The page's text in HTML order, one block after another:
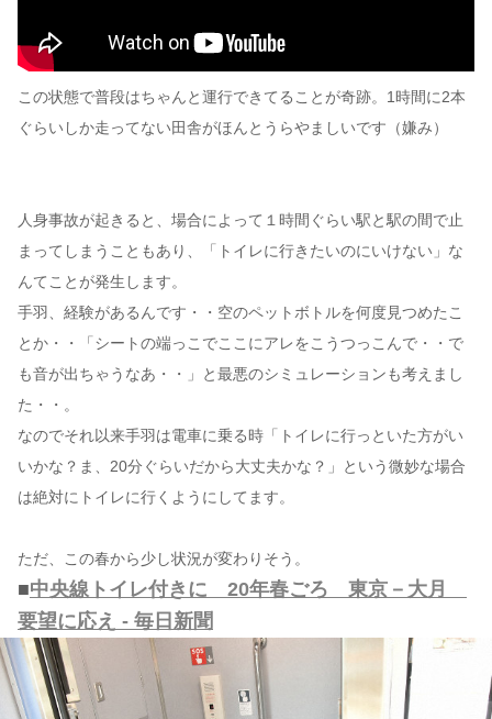
この状態で普段はちゃんと運行できてることが奇跡。1時間に2本
ぐらいしか走ってない田舎がほんとうらやましいです（嫌み）
人身事故が起きると、場合によって１時間ぐらい駅と駅の間で止
まってしまうこともあり、「トイレに行きたいのにいけない」な
んてことが発生します。
手羽、経験があるんです・・空のペットボトルを何度見つめたこ
とか・・「シートの端っこでここにアレをこうつっこんで・・で
も音が出ちゃうなあ・・」と最悪のシミュレーションも考えまし
た・・。
なのでそれ以来手羽は電車に乗る時「トイレに行っといた方がい
いかな？ま、20分ぐらいだから大丈夫かな？」という微妙な場合
は絶対にトイレに行くようにしてます。
ただ、この春から少し状況が変わりそう。
■中央線トイレ付きに 20年春ごろ 東京－大月
要望に応え - 毎日新聞